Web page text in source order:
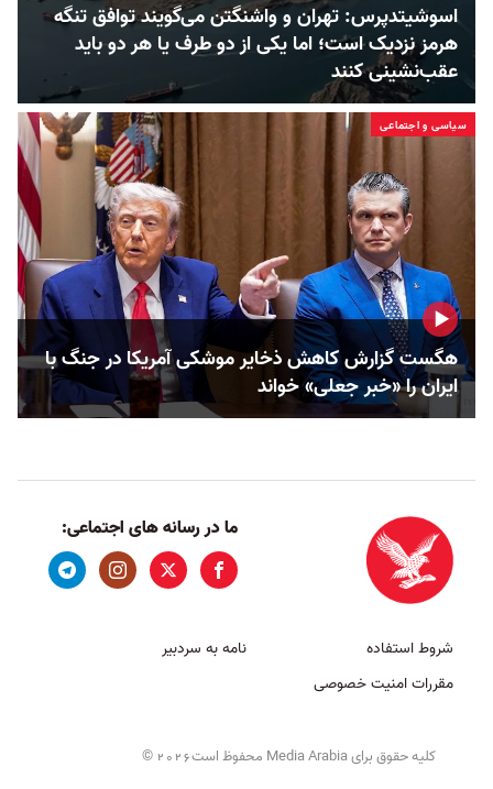
اسوشیتدپرس: تهران و واشنگتن می‌گویند توافق تنگه
هرمز نزدیک است؛ اما یکی از دو طرف یا هر دو باید
عقب‌نشینی کنند
سیاسی و اجتماعی
هگست گزارش کاهش ذخایر موشکی آمریکا در جنگ با
ایران را «خبر جعلی» خواند
ما در رسانه های اجتماعی:
شروط استفاده
مقررات امنیت خصوصی
نامه به سردبیر
کلیه حقوق برای Media Arabia محفوظ است 2026
©